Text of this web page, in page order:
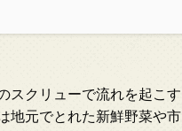
スクリューで流れを起こす
地元でとれた新鮮野菜や市